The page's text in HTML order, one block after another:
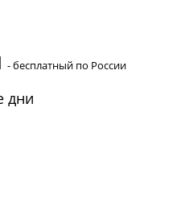
- бесплатный по России
дни